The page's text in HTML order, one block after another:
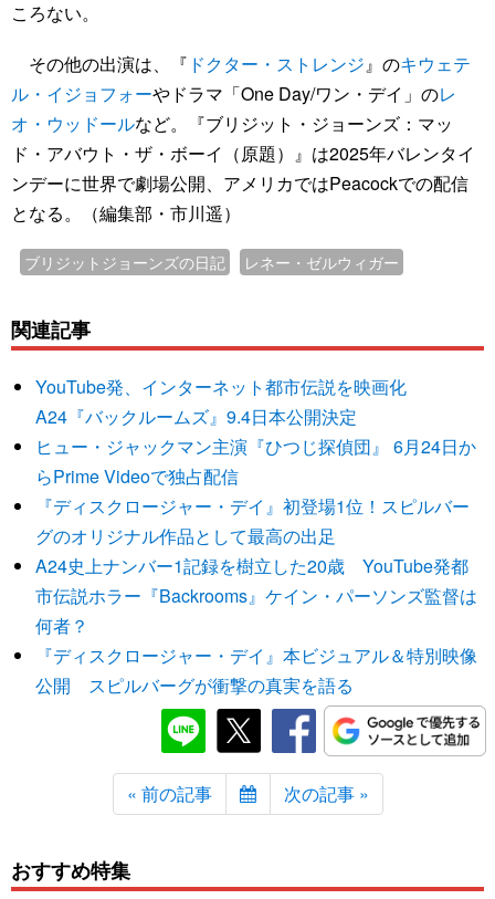
ころない。
その他の出演は、『 ドクター・ストレンジ』のキウェテ
ル・イジョフォーやドラマ「One Day/ワン・デイ」のレ
オ・ウッドールなど。『ブリジット・ジョーンズ：マッ
ド・アバウト・ザ・ボーイ（原題）』は2025年バレンタイ
ンデーに世界で劇場公開、アメリカではPeacockでの配信
となる。（編集部・市川遥）
ブリジットジョーンズの日記 レネー・ゼルウィガー
関連記事
YouTube発、インターネット都市伝説を映画化
A24『バックルームズ』9.4日本公開決定
ヒュー・ジャックマン主演『ひつじ探偵団』 6月24日か
らPrime Videoで独占配信
『ディスクロージャー・デイ』初登場1位！スピルバー
グのオリジナル作品として最高の出足
A24史上ナンバー1記録を樹立した20歳 YouTube発都
市伝説ホラー『Backrooms』ケイン・パーソンズ監督は
何者？
『ディスクロージャー・デイ』本ビジュアル＆特別映像
公開 スピルバーグが衝撃の真実を語る
« 前の記事 次の記事 »
おすすめ特集